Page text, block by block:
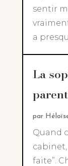
sentir
a
La
par
Quand
cabinet,
faite”.